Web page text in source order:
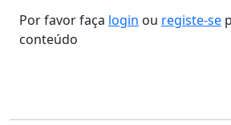
Por favor faça login ou registe-se
conteúdo